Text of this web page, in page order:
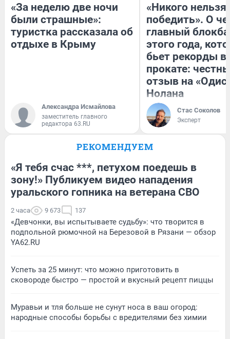
«За неделю две ночи
были страшные»:
туристка рассказала об
отдыхе в Крыму
Александра Исмайлова
заместитель главного
редактора 63.RU
«Никого нельзя
победить». О
главный
этого года,
бьет рекорды в
прокате:
отзыв на
Нолана
Стас Соколов
Эксперт
РЕКОМЕНДУЕМ
«Я тебя счас ***, петухом поедешь в
зону!» Публикуем видео нападения
уральского гопника на ветерана СВО
2 часа 9 673 137
«Девчонки, вы испытываете судьбу»: что творится в
подпольной рюмочной на Березовой в Рязани — обзор
YA62.RU
Успеть за 25 минут: что можно приготовить в
сковороде быстро — простой и вкусный рецепт пиццы
Муравьи и тля больше не сунут носа в ваш огород:
народные способы борьбы с вредителями без химии